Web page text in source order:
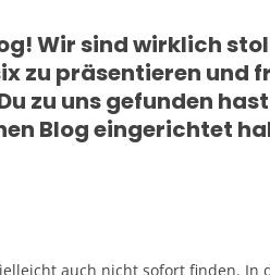
Wir sind wirklich
zu präsentieren und
zu uns gefunden
Blog eingerichtet
auch nicht sofort finden. In